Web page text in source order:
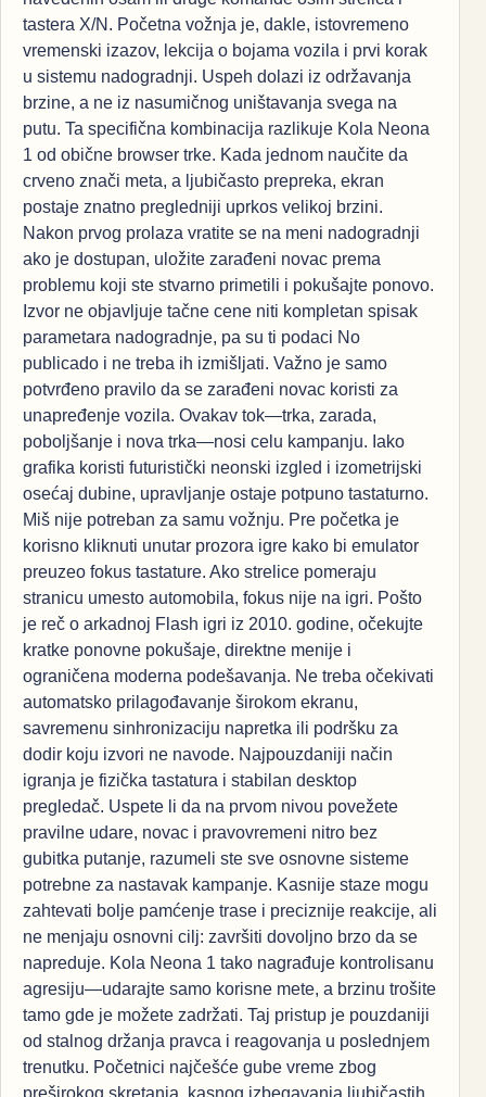
tastera X/N. Početna vožnja je, dakle, istovremeno
vremenski izazov, lekcija o bojama vozila i prvi korak
u sistemu nadogradnji. Uspeh dolazi iz održavanja
brzine, a ne iz nasumičnog uništavanja svega na
putu. Ta specifična kombinacija razlikuje Kola Neona
1 od obične browser trke. Kada jednom naučite da
crveno znači meta, a ljubičasto prepreka, ekran
postaje znatno pregledniji uprkos velikoj brzini.
Nakon prvog prolaza vratite se na meni nadogradnji
ako je dostupan, uložite zarađeni novac prema
problemu koji ste stvarno primetili i pokušajte ponovo.
Izvor ne objavljuje tačne cene niti kompletan spisak
parametara nadogradnje, pa su ti podaci No
publicado i ne treba ih izmišljati. Važno je samo
potvrđeno pravilo da se zarađeni novac koristi za
unapređenje vozila. Ovakav tok—trka, zarada,
poboljšanje i nova trka—nosi celu kampanju. Iako
grafika koristi futuristički neonski izgled i izometrijski
osećaj dubine, upravljanje ostaje potpuno tastaturno.
Miš nije potreban za samu vožnju. Pre početka je
korisno kliknuti unutar prozora igre kako bi emulator
preuzeo fokus tastature. Ako strelice pomeraju
stranicu umesto automobila, fokus nije na igri. Pošto
je reč o arkadnoj Flash igri iz 2010. godine, očekujte
kratke ponovne pokušaje, direktne menije i
ograničena moderna podešavanja. Ne treba očekivati
automatsko prilagođavanje širokom ekranu,
savremenu sinhronizaciju napretka ili podršku za
dodir koju izvori ne navode. Najpouzdaniji način
igranja je fizička tastatura i stabilan desktop
pregledač. Uspete li da na prvom nivou povežete
pravilne udare, novac i pravovremeni nitro bez
gubitka putanje, razumeli ste sve osnovne sisteme
potrebne za nastavak kampanje. Kasnije staze mogu
zahtevati bolje pamćenje trase i preciznije reakcije, ali
ne menjaju osnovni cilj: završiti dovoljno brzo da se
napreduje. Kola Neona 1 tako nagrađuje kontrolisanu
agresiju—udarajte samo korisne mete, a brzinu trošite
tamo gde je možete zadržati. Taj pristup je pouzdaniji
od stalnog držanja pravca i reagovanja u poslednjem
trenutku. Početnici najčešće gube vreme zbog